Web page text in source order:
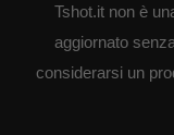
Tshot.it non è
aggiornato
considerarsi un